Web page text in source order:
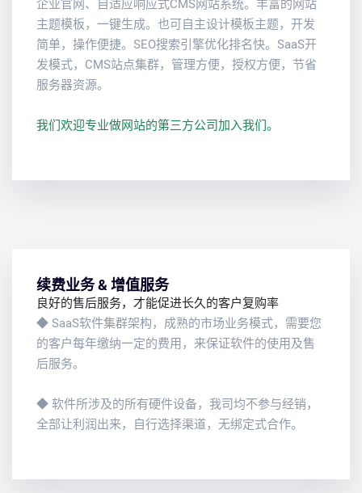
企业官网、自适应响应式CMS网站系统。丰富的网站
主题模板，一键生成。也可自主设计模板主题，开发
简单，操作便捷。SEO搜索引擎优化排名快。SaaS开
发模式，CMS站点集群，管理方便，授权方便，节省
服务器资源。
我们欢迎专业做网站的第三方公司加入我们。
续费业务 & 增值服务
良好的售后服务，才能促进长久的客户复购率
◆ SaaS软件集群架构，成熟的市场业务模式，需要您
的客户每年缴纳一定的费用，来保证软件的使用及售
后服务。
◆ 软件所涉及的所有硬件设备，我司均不参与经销，
全部让利润出来，自行选择渠道，无绑定式合作。